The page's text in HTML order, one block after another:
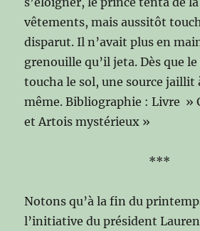
vêtements, mais aussitôt
disparut. Il n’avait plus en
grenouille qu’il jeta. Dès que
toucha le sol, une source jaillit
même. Bibliographie : Livre »
et Artois mystérieux »
***
Notons qu’à la fin du
l’initiative du président